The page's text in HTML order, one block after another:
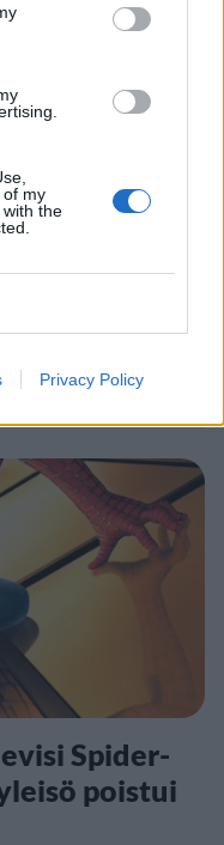
of my
the
Privacy Policy
Spider-
poistui